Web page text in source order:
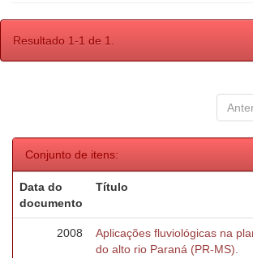
Resultado 1-1 de 1.
Conjunto de itens:
Data do
documento
Título
2008
Aplicações fluviológicas na
do alto rio Paraná (PR-MS).